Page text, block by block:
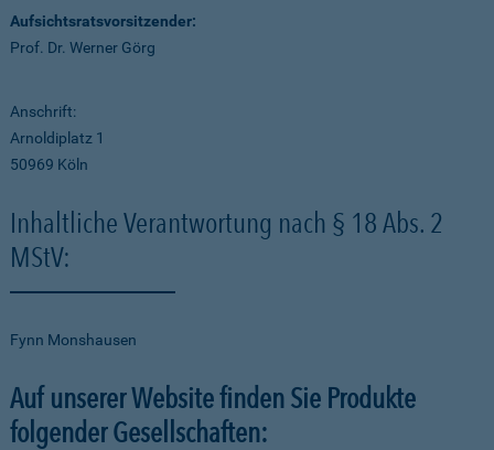
Aufsichtsratsvorsitzender:
Prof. Dr. Werner Görg
Anschrift:
Arnoldiplatz 1
50969 Köln
Inhaltliche Verantwortung nach § 18 Abs. 2
MStV:
Fynn Monshausen
Auf unserer Website finden Sie Produkte
folgender Gesellschaften: